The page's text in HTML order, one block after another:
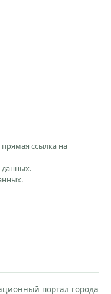
ссылка на
данных.
портал города